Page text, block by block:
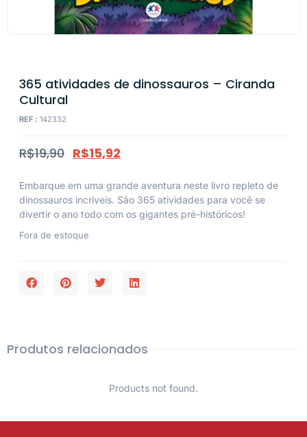
365 atividades de dinossauros – Ciranda
Cultural
REF : 142332
R$19,90 R$15,92
Embarque em uma grande aventura neste livro repleto de
dinossauros incríveis. São 365 atividades para você se
divertir o ano todo com os gigantes pré-históricos!
Fora de estoque
Produtos relacionados
Products not found.